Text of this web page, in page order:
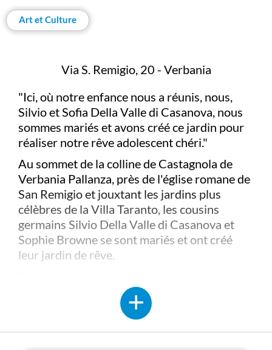
Art et Culture
Via S. Remigio, 20 - Verbania
"Ici, où notre enfance nous a réunis, nous,
Silvio et Sofia Della Valle di Casanova, nous
sommes mariés et avons créé ce jardin pour
réaliser notre rêve adolescent chéri."
Au sommet de la colline de Castagnola de
Verbania Pallanza, près de l'église romane de
San Remigio et jouxtant les jardins plus
célèbres de la Villa Taranto, les cousins
germains Silvio Della Valle di Casanova et
Sophie Browne se sont mariés et ont créé
leur jardin de rêve.
conservatoire de Stuttgart et à Weimar avec
Franz Liszt, a épousé Sofie, une peintre